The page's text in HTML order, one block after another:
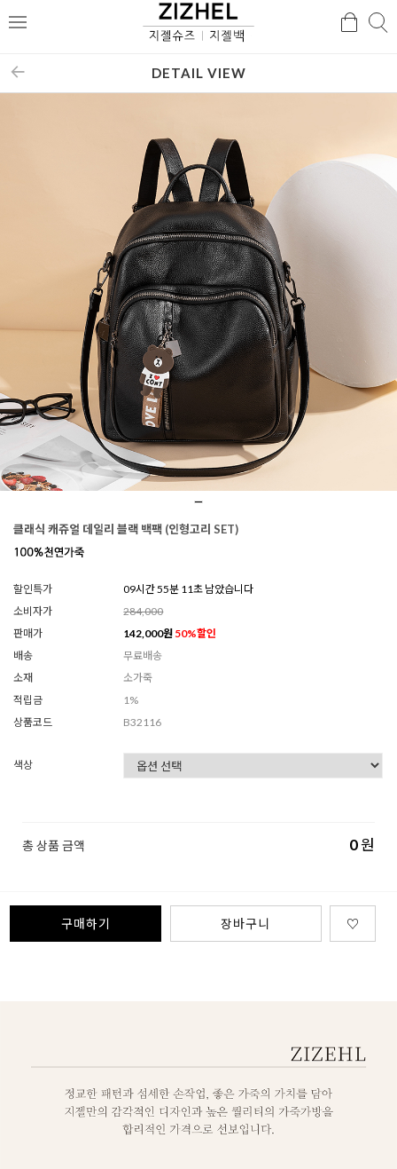
메
검
DETAIL VIEW
클래식 캐쥬얼 데일리 블랙 백팩 (인형고리 SET)
할인특가
09시간 55분 07초 남았습니다
소비자가
284,000
판매가
142,000원 50%할인
배송
무료배송
소재
소가죽
적립금
1%
상품코드
B32116
색상
총 상품 금액 0원
구매하기 장바구니 ♡